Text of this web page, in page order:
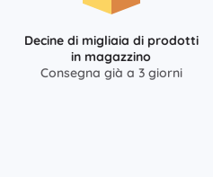
Decine di migliaia di prodotti
in magazzino
Consegna già a 3 giorni